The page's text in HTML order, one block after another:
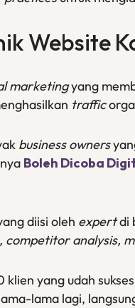
Website
marketingyang
traffic
business owners
Boleh Dicoba
diisi oleh expertdi
competitor analysis,
yang udah
lama lagi,